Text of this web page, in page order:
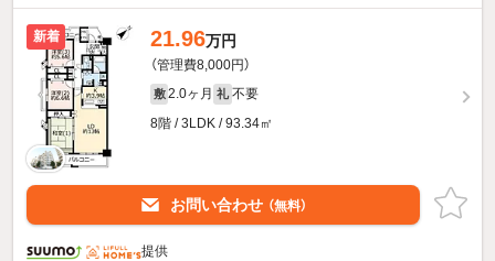
新着 21.96万円
（管理費8,000円）
敷 2.0ヶ月 礼 不要
8階 / 3LDK / 93.34㎡
お問い合わせ （無料）
提供